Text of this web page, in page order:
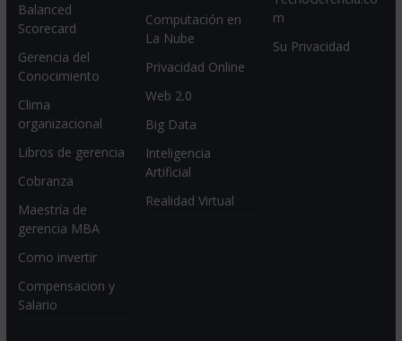
Balanced
Scorecard
Gerencia del
Conocimiento
Clima
organizacional
Libros de gerencia
Cobranza
Maestría de
gerencia MBA
Como invertir
Compensacion y
Salario
Computación en
La Nube
Privacidad Online
Web 2.0
Big Data
Inteligencia
Artificial
Realidad Virtual
m
Su Privacidad